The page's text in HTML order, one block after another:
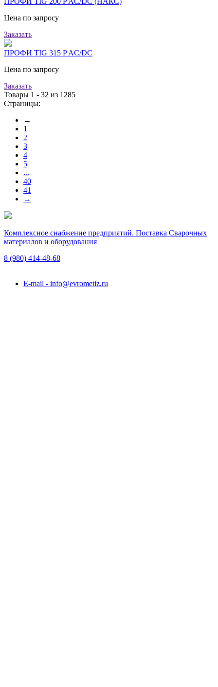
Цена по запросу
Заказать
ПРОФИ TIG 315 P AC/DC
Цена по запросу
Заказать
Товары 1 - 32 из 1285
Страницы:
←
1
2
3
4
5
...
40
41
→
Комплексное снабжение предприятий. Поставка Сварочных
материалов и оборудования
8 (980) 414-48-68
E-mail - info@evrometiz.ru